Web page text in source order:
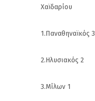
Χαϊδαρίου
1.Παναθηναϊκός 3
2.Ηλυσιακός 2
3.Μίλων 1